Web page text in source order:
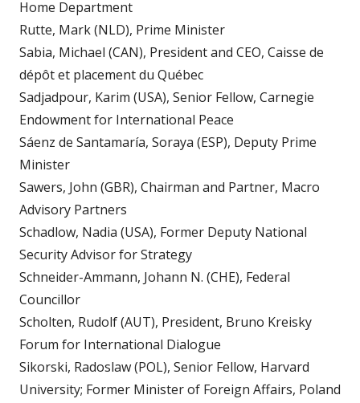
Home Department
Rutte, Mark (NLD), Prime Minister
Sabia, Michael (CAN), President and CEO, Caisse de
dépôt et placement du Québec
Sadjadpour, Karim (USA), Senior Fellow, Carnegie
Endowment for International Peace
Sáenz de Santamaría, Soraya (ESP), Deputy Prime
Minister
Sawers, John (GBR), Chairman and Partner, Macro
Advisory Partners
Schadlow, Nadia (USA), Former Deputy National
Security Advisor for Strategy
Schneider-Ammann, Johann N. (CHE), Federal
Councillor
Scholten, Rudolf (AUT), President, Bruno Kreisky
Forum for International Dialogue
Sikorski, Radoslaw (POL), Senior Fellow, Harvard
University; Former Minister of Foreign Affairs, Poland